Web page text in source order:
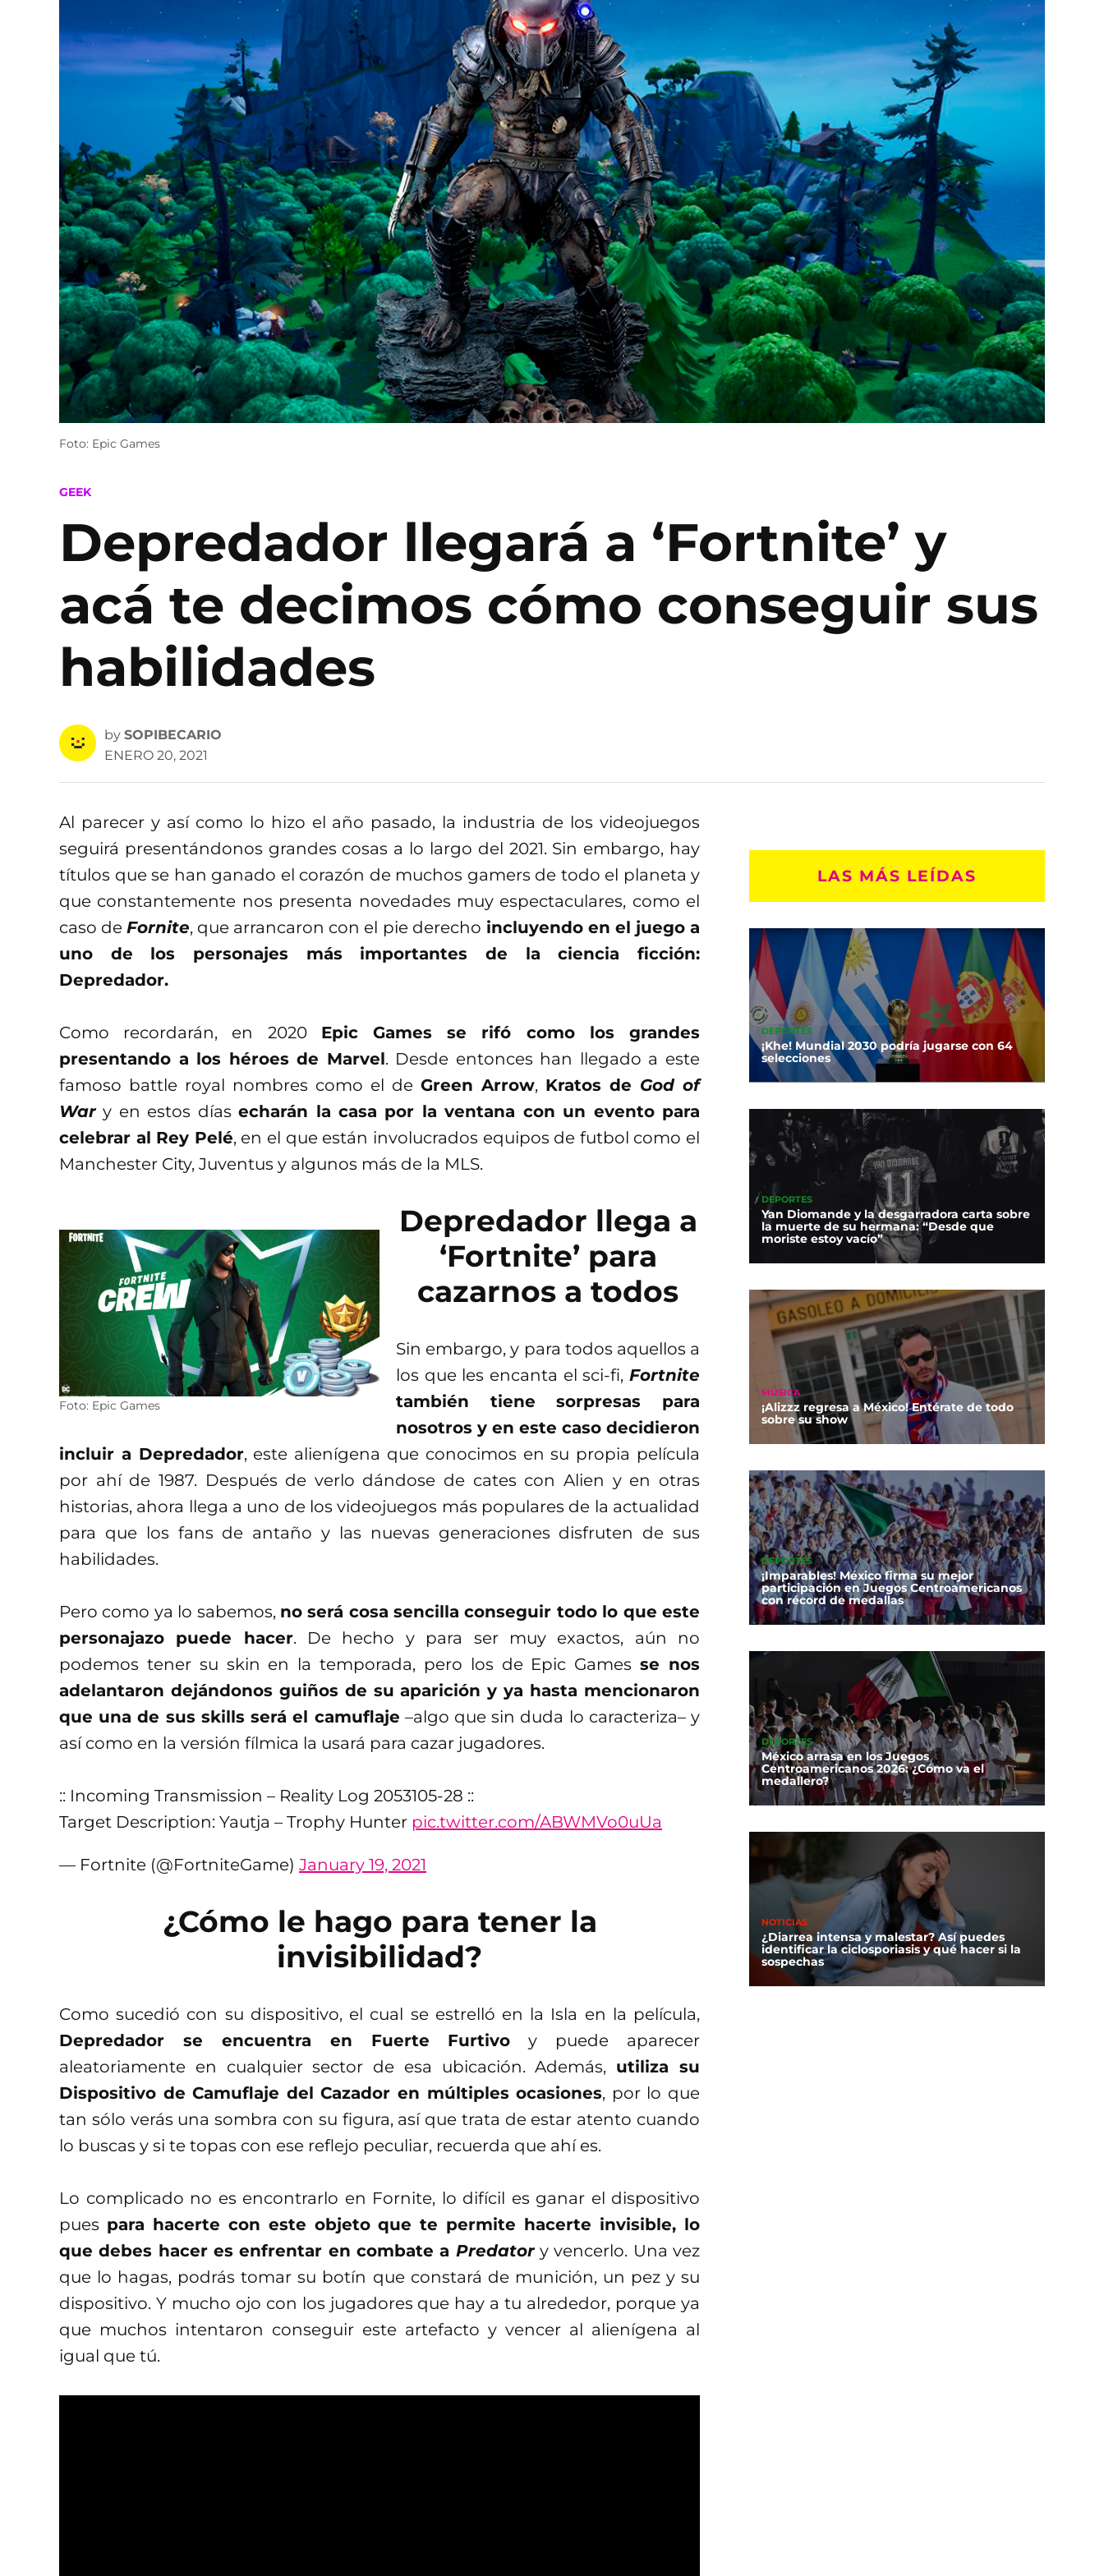
Foto: Epic Games
POSTED
GEEK
Depredador llegará a ‘Fortnite’ y
acá te decimos cómo conseguir sus
habilidades
by SOPIBECARIO
ENERO 20, 2021
Al parecer y así como lo hizo el año pasado, la industria de los videojuegos
seguirá presentándonos grandes cosas a lo largo del 2021. Sin embargo, hay
títulos que se han ganado el corazón de muchos gamers de todo el planeta y
que constantemente nos presenta novedades muy espectaculares, como el
caso deFornite, que arrancaron con el pie derecho incluyendo en el juego a
uno de los personajes más importantes de la ciencia ficción:
Depredador.
Como recordarán, en 2020 Epic Games se rifó como los grandes
presentando a los héroes de Marvel. Desde entonces han llegado a este
famoso battle royal nombres como el de Green Arrow, Kratos de God of
Wary en estos díasecharán la casa por la ventana con un evento para
celebrar al Rey Pelé, en el que están involucrados equipos de futbol como el
Manchester City, Juventus y algunos más de la MLS.
Foto: Epic Games
Depredador llega a
‘Fortnite’ para
cazarnos a todos
Sin embargo, y para todos aquellos a
los que les encanta el sci-fi, Fortnite
también tiene sorpresas para
nosotros y en este caso decidieron
incluir a Depredador, este alienígena que conocimos en su propia película
por ahí de 1987. Después de verlo dándose de cates con Alien y en otras
historias, ahora llega a uno de los videojuegos más populares de la actualidad
para que los fans de antaño y las nuevas generaciones disfruten de sus
habilidades.
Pero como ya lo sabemos, no será cosa sencilla conseguir todo lo que este
personajazo puede hacer. De hecho y para ser muy exactos, aún no
podemos tener su skin en la temporada, pero los de Epic Gamesse nos
adelantaron dejándonos guiños de su aparición y ya hasta mencionaron
que una de sus skills será el camuflaje –algo que sin duda lo caracteriza– y
así como en la versión fílmica la usará para cazar jugadores.
:: Incoming Transmission – Reality Log 2053105-28 ::
Target Description: Yautja – Trophy Hunter pic.twitter.com/ABWMVo0uUa
— Fortnite (@FortniteGame) January 19, 2021
¿Cómo le hago para tener la
invisibilidad?
Como sucedió con su dispositivo, el cual se estrelló en la Isla en la película,
Depredador se encuentra en Fuerte Furtivo y puede aparecer
aleatoriamente en cualquier sector de esa ubicación. Además, utiliza su
Dispositivo de Camuflaje del Cazador en múltiples ocasiones, por lo que
tan sólo verás una sombra con su figura, así que trata de estar atento cuando
lo buscas y si te topas con ese reflejo peculiar, recuerda que ahí es.
Lo complicado no es encontrarlo en Fornite, lo difícil es ganar el dispositivo
pues para hacerte con este objeto que te permite hacerte invisible, lo
que debes hacer es enfrentar en combate a Predatory vencerlo. Una vez
que lo hagas, podrás tomar su botín que constará de munición, un pez y su
dispositivo. Y mucho ojo con los jugadores que hay a tu alrededor, porque ya
que muchos intentaron conseguir este artefacto y vencer al alienígena al
igual que tú.
LAS MÁS LEÍDAS
DEPORTES
¡Khe! Mundial 2030 podría jugarse con 64
selecciones
DEPORTES
Yan Diomande y la desgarradora carta sobre
la muerte de su hermana: “Desde que
moriste estoy vacío”
MÚSICA
¡Alizzz regresa a México! Entérate de todo
sobre su show
DEPORTES
¡Imparables! México firma su mejor
participación en Juegos Centroamericanos
con récord de medallas
DEPORTES
México arrasa en los Juegos
Centroamericanos 2026: ¿Cómo va el
medallero?
NOTICIAS
¿Diarrea intensa y malestar? Así puedes
identificar la ciclosporiasis y qué hacer si la
sospechas